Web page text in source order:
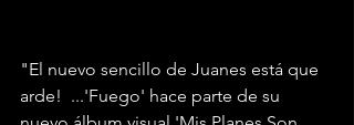
"El nuevo sencillo de Juanes está que
arde!  ...'Fuego' hace parte de su